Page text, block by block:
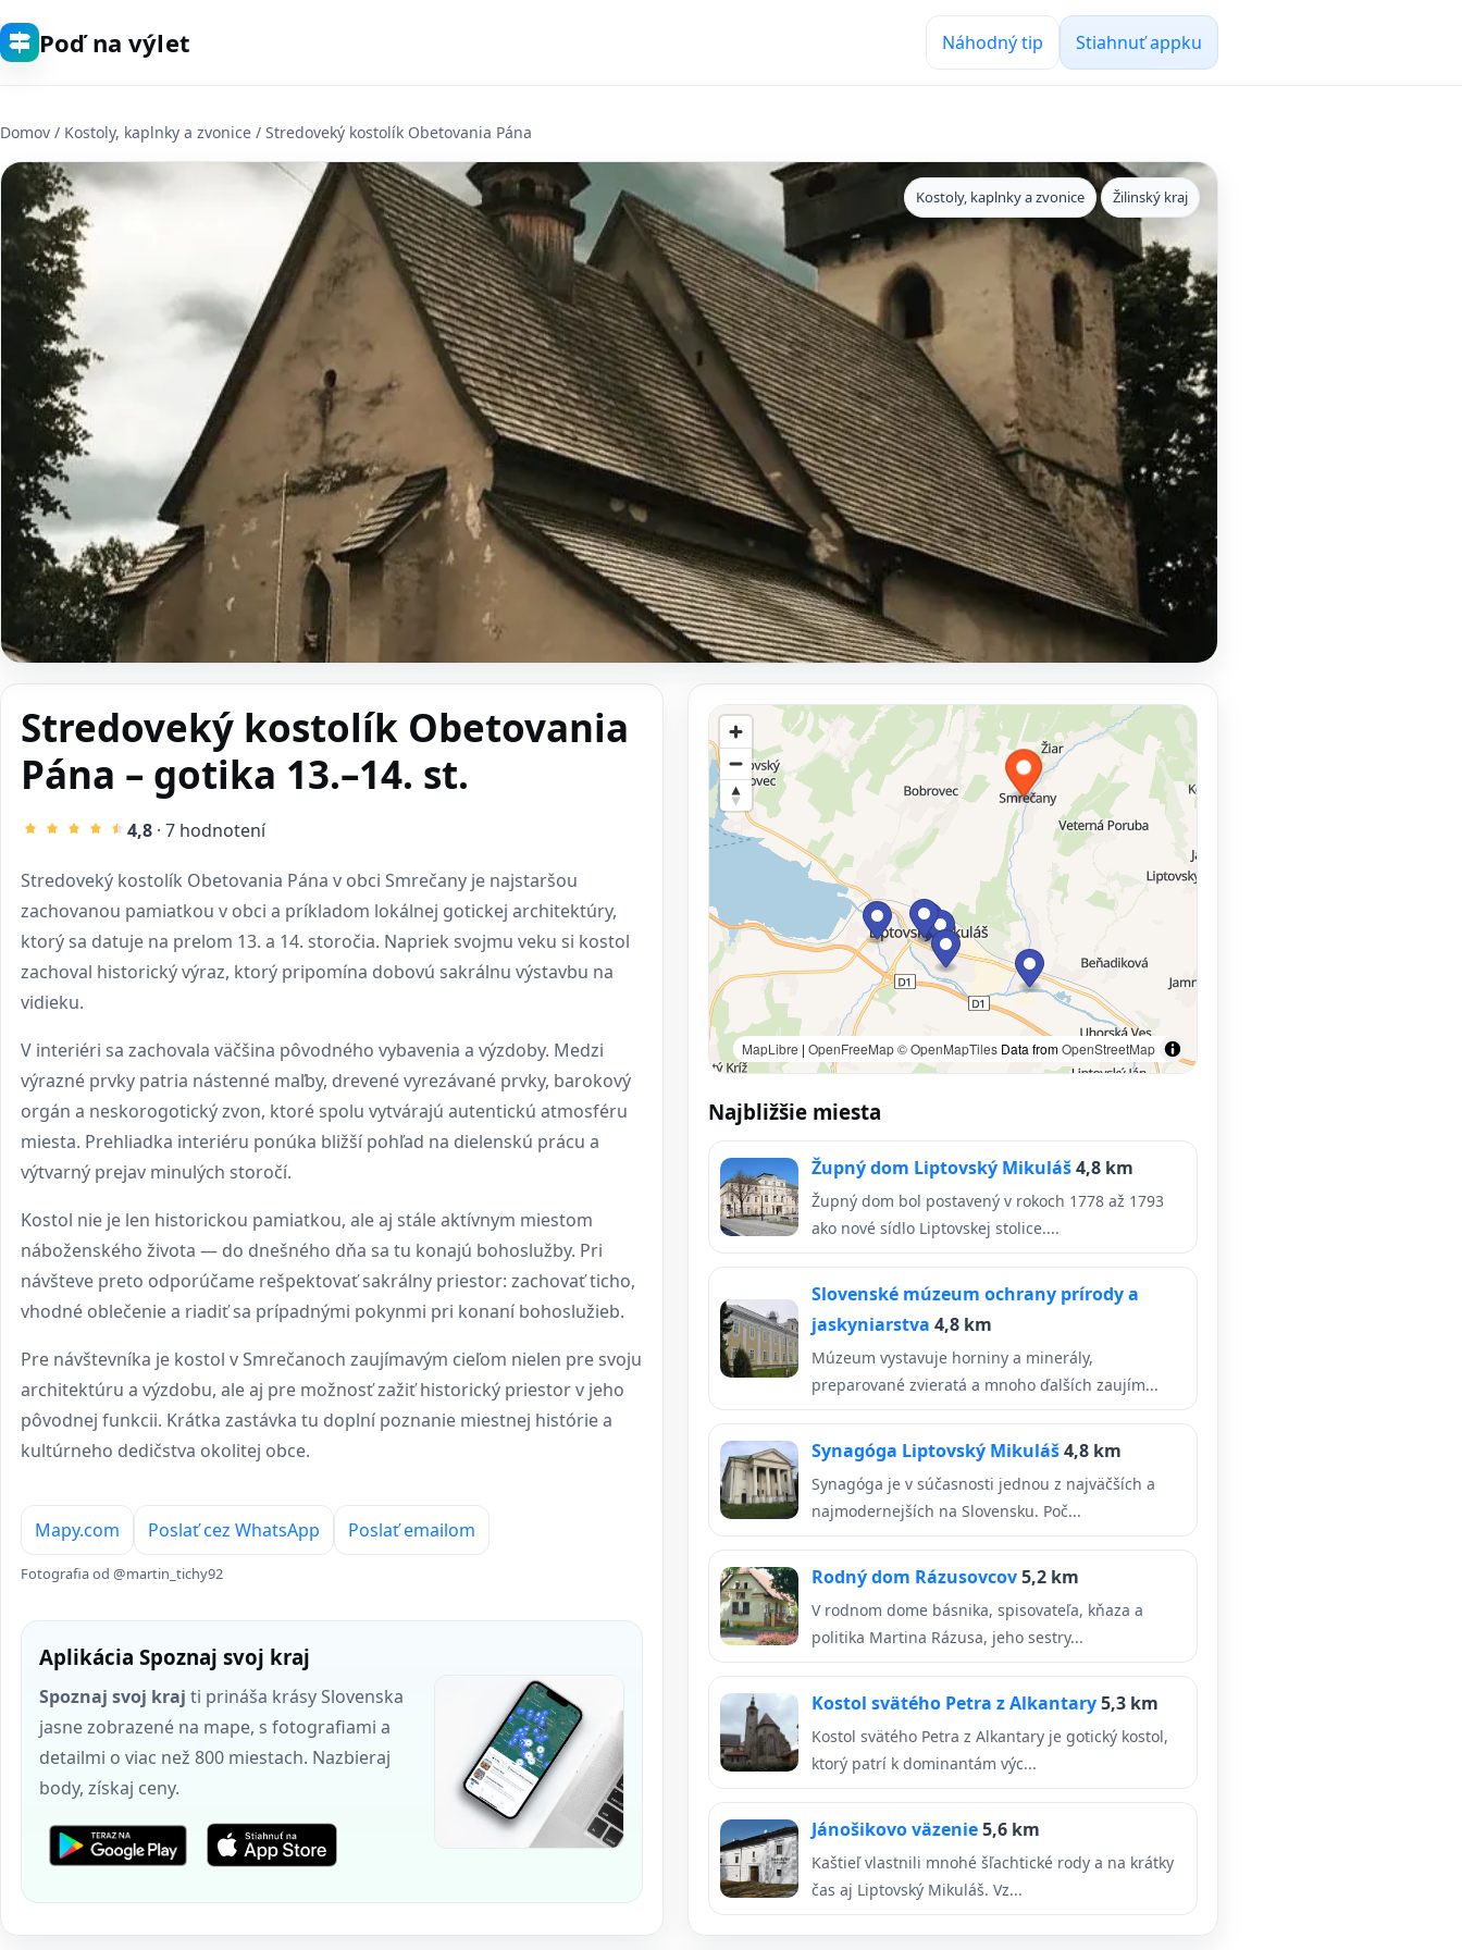
Poď na výlet Náhodný tip Stiahnuť appku
Domov / Kostoly, kaplnky a zvonice / Stredoveký kostolík Obetovania Pána
Kostoly, kaplnky a zvonice Žilinský kraj
Stredoveký kostolík Obetovania
Pána – gotika 13.–14. st.
4,8 · 7 hodnotení
Stredoveký kostolík Obetovania Pána v obci Smrečany je najstaršou
zachovanou pamiatkou v obci a príkladom lokálnej gotickej architektúry,
ktorý sa datuje na prelom 13. a 14. storočia. Napriek svojmu veku si kostol
zachoval historický výraz, ktorý pripomína dobovú sakrálnu výstavbu na
vidieku.
V interiéri sa zachovala väčšina pôvodného vybavenia a výzdoby. Medzi
výrazné prvky patria nástenné maľby, drevené vyrezávané prvky, barokový
orgán a neskorogotický zvon, ktoré spolu vytvárajú autentickú atmosféru
miesta. Prehliadka interiéru ponúka bližší pohľad na dielenskú prácu a
výtvarný prejav minulých storočí.
Kostol nie je len historickou pamiatkou, ale aj stále aktívnym miestom
náboženského života — do dnešného dňa sa tu konajú bohoslužby. Pri
návšteve preto odporúčame rešpektovať sakrálny priestor: zachovať ticho,
vhodné oblečenie a riadiť sa prípadnými pokynmi pri konaní bohoslužieb.
Pre návštevníka je kostol v Smrečanoch zaujímavým cieľom nielen pre svoju
architektúru a výzdobu, ale aj pre možnosť zažiť historický priestor v jeho
pôvodnej funkcii. Krátka zastávka tu doplní poznanie miestnej histórie a
kultúrneho dedičstva okolitej obce.
Mapy.com Poslať cez WhatsApp Poslať emailom
Fotografia od @martin_tichy92
Aplikácia Spoznaj svoj kraj
Spoznaj svoj kraj ti prináša krásy Slovenska
jasne zobrazené na mape, s fotografiami a
detailmi o viac než 800 miestach. Nazbieraj
body, získaj ceny.
MapLibre | OpenFreeMap© OpenMapTiles Data fromOpenStreetMap
Najbližšie miesta
Župný dom Liptovský Mikuláš4,8 km
Župný dom bol postavený v rokoch 1778 až 1793
ako nové sídlo Liptovskej stolice....
Slovenské múzeum ochrany prírody a
jaskyniarstva 4,8 km
Múzeum vystavuje horniny a minerály,
preparované zvieratá a mnoho ďalších zaujím...
Synagóga Liptovský Mikuláš4,8 km
Synagóga je v súčasnosti jednou z najväčších a
najmodernejších na Slovensku. Poč...
Rodný dom Rázusovcov5,2 km
V rodnom dome básnika, spisovateľa, kňaza a
politika Martina Rázusa, jeho sestry...
Kostol svätého Petra z Alkantary5,3 km
Kostol svätého Petra z Alkantary je gotický kostol,
ktorý patrí k dominantám výc...
Jánošikovo väzenie5,6 km
Kaštieľ vlastnili mnohé šľachtické rody a na krátky
čas aj Liptovský Mikuláš. Vz...